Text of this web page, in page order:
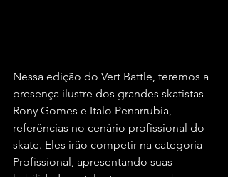
Nessa edição do Vert Battle, teremos a
presença ilustre dos grandes skatistas
Rony Gomes e Italo Penarrubia,
referências no cenário profissional do
skate. Eles irão competir na categoria
Profissional, apresentando suas